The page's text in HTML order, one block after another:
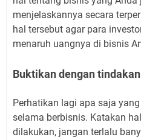
menjelaskannya secara
hal tersebut agar para
menaruh uangnya di bisnis
Buktikan dengan tindakan
Perhatikan lagi apa saja
selama berbisnis. Katakan
dilakukan, jangan terlalu